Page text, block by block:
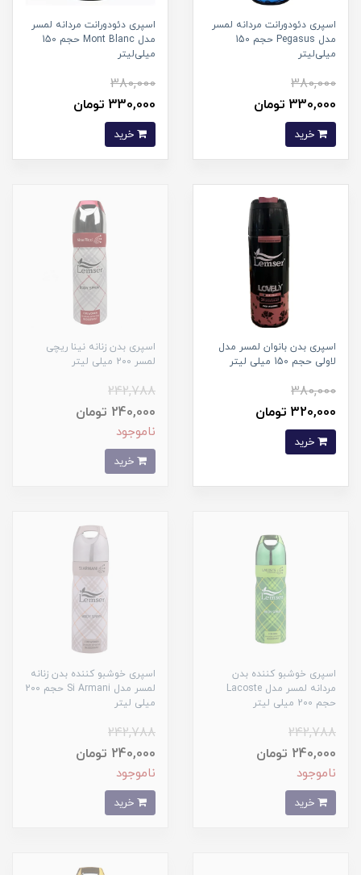
اسپری دئودورانت مردانه لمسر
مدل Pegasus حجم 150
میلی‌لیتر
380,000
330,000 تومان
اسپری دئودورانت مردانه لمسر
مدل Mont Blanc حجم 150
میلی‌لیتر
380,000
330,000 تومان
اسپری بدن بانوان لمسر مدل
لاولی حجم 150 میلی لیتر
380,000
320,000 تومان
اسپری بدن زنانه نینا ریچی
لمسر 200 میلی لیتر
242,788
240,000 تومان
ناموجود
اسپری خوشبو کننده بدن
مردانه لمسر مدل Lacoste
حجم 200 میلی لیتر
242,788
240,000 تومان
ناموجود
اسپری خوشبو کننده بدن زنانه
لمسر مدل Si Armani حجم 200
میلی لیتر
242,788
240,000 تومان
ناموجود